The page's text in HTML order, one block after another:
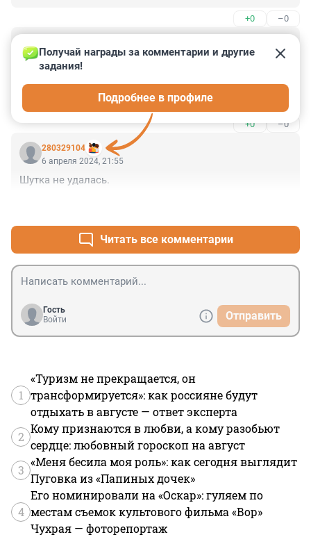
+0 –0
6 апреля 2024, 22:51
Советских гранат боялись,-и уважали! А
страйкбольских гранат,-даже продавщицы не боятся.
Кто будет такую армию уважать? Одна только
дискредитация. А где Победа?
+0 –0
280329104
Получай награды за комментарии и другие
задания!
Подробнее в профиле
6 апреля 2024, 21:55
Шутка не удалась.
Читать все комментарии
Гость
Войти
Отправить
1
«Туризм не прекращается, он
трансформируется»: как россияне будут
отдыхать в августе — ответ эксперта
2
Кому признаются в любви, а кому разобьют
сердце: любовный гороскоп на август
3
«Меня бесила моя роль»: как сегодня выглядит
Пуговка из «Папиных дочек»
4
Его номинировали на «Оскар»: гуляем по
местам съемок культового фильма «Вор»
Чухрая — фоторепортаж